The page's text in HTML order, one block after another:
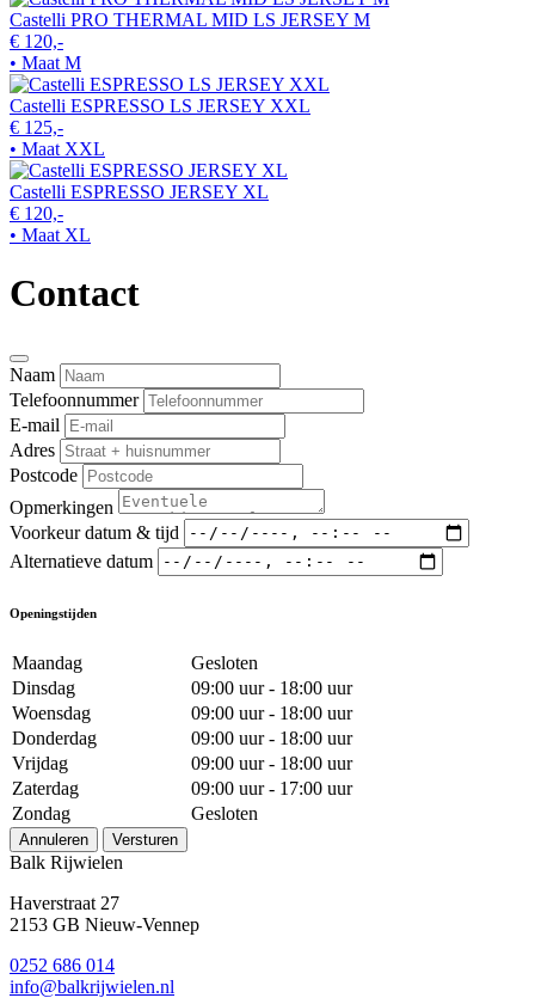
Castelli PRO THERMAL MID LS JERSEY M
€ 120,-
• Maat M
Castelli ESPRESSO LS JERSEY XXL
€ 125,-
• Maat XXL
Castelli ESPRESSO JERSEY XL
€ 120,-
• Maat XL
Contact
Naam
Telefoonnummer
E-mail
Adres
Postcode
Opmerkingen
Voorkeur datum & tijd
Alternatieve datum
Openingstijden
Maandag
Gesloten
Dinsdag
09:00 uur - 18:00 uur
Woensdag
09:00 uur - 18:00 uur
Donderdag
09:00 uur - 18:00 uur
Vrijdag
09:00 uur - 18:00 uur
Zaterdag
09:00 uur - 17:00 uur
Zondag
Gesloten
Annuleren Versturen
Balk Rijwielen
Haverstraat 27
2153 GB Nieuw-Vennep
0252 686 014
info@balkrijwielen.nl